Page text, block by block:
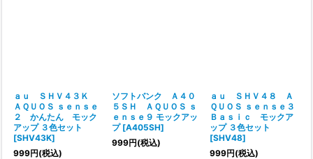
ａｕ ＳＨＶ４３Ｋ
ＡＱＵＯＳ ｓｅｎｓｅ
２ かんたん モック
アップ ３色セット
[SHV43K]
999円(税込)
ソフトバンク Ａ４０
５ＳＨ ＡＱＵＯＳ ｓ
ｅｎｓｅ９ モックアッ
プ [A405SH]
999円(税込)
ａｕ ＳＨＶ４８ Ａ
ＱＵＯＳ ｓｅｎｓｅ３
Ｂａｓｉｃ モックア
ップ ３色セット
[SHV48]
999円(税込)